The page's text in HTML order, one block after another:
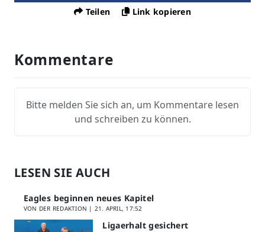
Teilen
Link kopieren
Kommentare
Bitte melden Sie sich an, um Kommentare lesen
und schreiben zu können.
LESEN SIE AUCH
Eagles beginnen neues Kapitel
VON DER REDAKTION | 21. APRIL, 17:52
Ligaerhalt gesichert